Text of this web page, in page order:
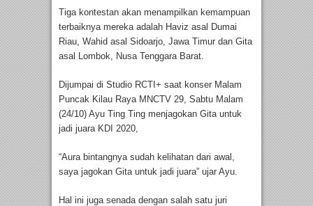
Tiga kontestan akan menampilkan kemampuan
terbaiknya mereka adalah Haviz asal Dumai
Riau, Wahid asal Sidoarjo, Jawa Timur dan Gita
asal Lombok, Nusa Tenggara Barat.
Dijumpai di Studio RCTI+ saat konser Malam
Puncak Kilau Raya MNCTV 29, Sabtu Malam
(24/10) Ayu Ting Ting menjagokan Gita untuk
jadi juara KDI 2020,
“Aura bintangnya sudah kelihatan dari awal,
saya jagokan Gita untuk jadi juara” ujar Ayu.
Hal ini juga senada dengan salah satu juri